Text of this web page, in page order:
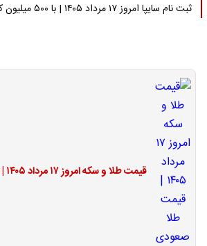
ثبت نام سایپا امروز ۱۷ مرداد ۱۴۰۵ | با ۵۰۰ میلیون کوییک S بخرید
قیمت طلا و سکه امروز ۱۷ مرداد ۱۴۰۵ | قیمت طلا صعودی شد